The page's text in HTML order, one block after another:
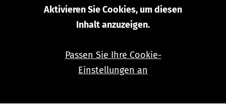
Aktivieren Sie Cookies, um diesen
Inhalt anzuzeigen.
Passen Sie Ihre Cookie-
Einstellungen an